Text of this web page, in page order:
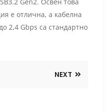
е отлична, а кабелна
2,4 Gbps са стандартно
NEXT